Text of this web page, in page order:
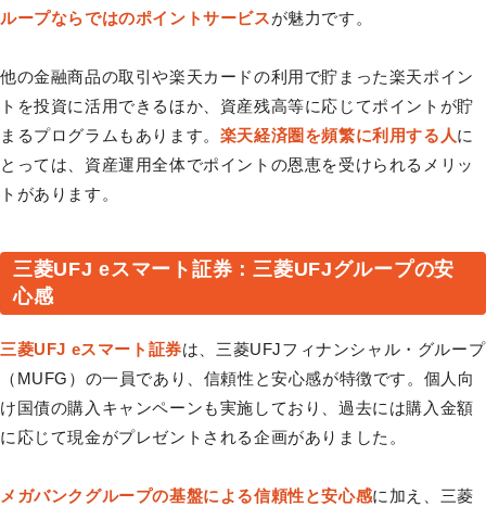
ループならではのポイントサービスが魅力です。
他の金融商品の取引や楽天カードの利用で貯まった楽天ポイン
トを投資に活用できるほか、資産残高等に応じてポイントが貯
まるプログラムもあります。 楽天経済圏を頻繁に利用する人に
とっては、資産運用全体でポイントの恩恵を受けられるメリッ
トがあります。
三菱UFJ eスマート証券：三菱UFJグループの安
心感
三菱UFJ eスマート証券は、三菱UFJフィナンシャル・グループ
（MUFG）の一員であり、信頼性と安心感が特徴です。個人向
け国債の購入キャンペーンも実施しており、過去には購入金額
に応じて現金がプレゼントされる企画がありました。
メガバンクグループの基盤による信頼性と安心感に加え、三菱